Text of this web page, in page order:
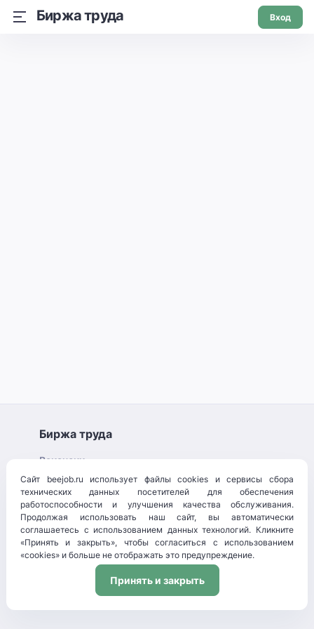
Биржа труда Вход
Сайт beejob.ru использует файлы cookies и сервисы сбора
технических данных посетителей для обеспечения
работоспособности и улучшения качества обслуживания.
Продолжая использовать наш сайт, вы автоматически
соглашаетесь с использованием данных технологий. Кликните
«Принять и закрыть», чтобы согласиться с использованием
«cookies» и больше не отображать это предупреждение.
Принять и закрыть
Биржа труда
Вакансии
Специалисты
Компании
Контакты
Обучающие материалы
Документы
Соглашение с пользователем